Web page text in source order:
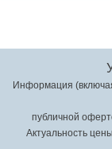
Информация
публичной
Актуальность